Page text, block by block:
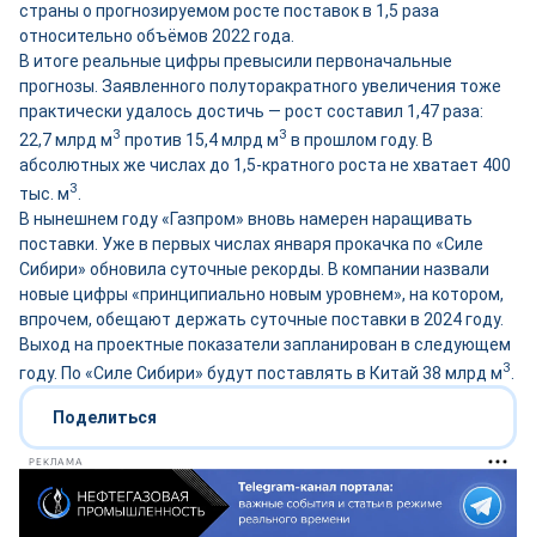
страны о прогнозируемом росте поставок в 1,5 раза
относительно объёмов 2022 года.
В итоге реальные цифры превысили первоначальные
прогнозы. Заявленного полуторакратного увеличения тоже
практически удалось достичь — рост составил 1,47 раза:
22,7 млрд м3 против 15,4 млрд м3 в прошлом году. В
абсолютных же числах до 1,5-кратного роста не хватает 400
тыс. м3
В нынешнем году «Газпром» вновь намерен наращивать
поставки. Уже в первых числах января прокачка по «Силе
Сибири» обновила суточные рекорды. В компании назвали
новые цифры «принципиально новым уровнем», на котором,
впрочем, обещают держать суточные поставки в 2024 году.
Выход на проектные показатели запланирован в следующем
году. По «Силе Сибири» будут поставлять в Китай 38 млрд м3
Поделиться
РЕКЛАМА